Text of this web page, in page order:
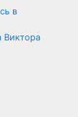
в
Виктора